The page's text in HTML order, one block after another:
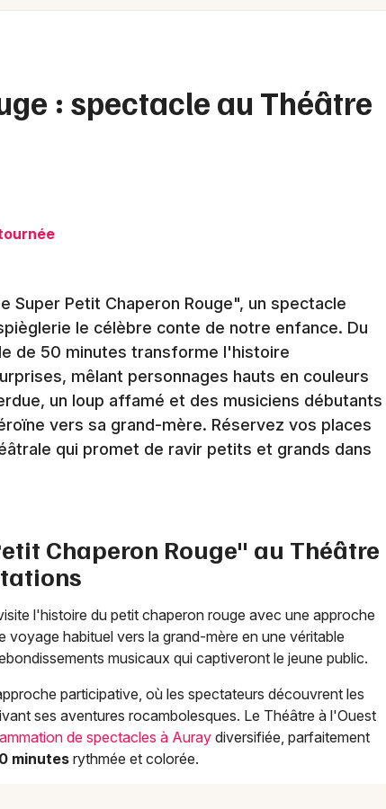
Spectacles en Bretagne
Newsletter des sorties
Artistes en tournée
Magazine dans le Morbihan
Choisir mes départements
Mulhouse
Nice
: spectacle au Théâtre
Petit Chaperon Rouge", un spectacle
le célèbre conte de notre enfance. Du
de 50 minutes transforme l'histoire
mêlant personnages hauts en couleurs
un loup affamé et des musiciens débutants
vers sa grand-mère. Réservez vos places
qui promet de ravir petits et grands dans
Chaperon Rouge" au Théâtre
l'histoire du petit chaperon rouge avec une approche
habituel vers la grand-mère en une véritable
musicaux qui captiveront le jeune public.
participative, où les spectateurs découvrent les
ses aventures rocambolesques. Le Théâtre à l'Ouest
de spectacles à Auray diversifiée, parfaitement
minutes rythmée et colorée.